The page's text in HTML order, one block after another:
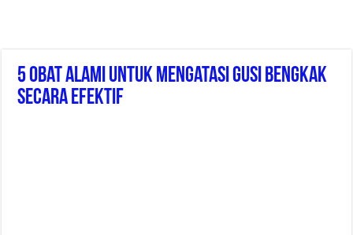
5 Obat Alami Untuk Mengatasi Gusi Bengkak
Secara Efektif